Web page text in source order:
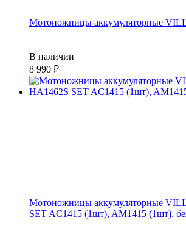
Мотоножницы аккумуляторные
В наличии
8 990
Мотоножницы аккумуляторные
SET AC1415 (1шт), AM1415 (1шт),